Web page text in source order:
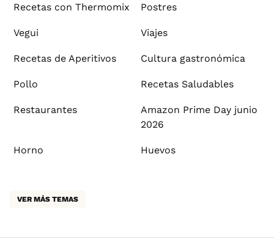
Recetas con Thermomix Postres
Vegui Viajes
Recetas de Aperitivos Cultura gastronómica
Pollo Recetas Saludables
Restaurantes
Amazon Prime Day junio
2026
Horno Huevos
VER MÁS TEMAS